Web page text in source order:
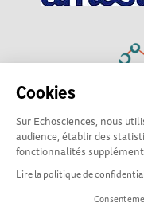
Cookies
Sur Echosciences, nous
audience, établir des
fonctionnalités
Lire la politique de
Explorer, s’exprimer,
Hauts-de-France est le
sciences et de
Mentions légales|